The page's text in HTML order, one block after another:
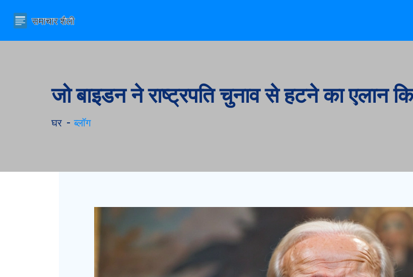
जो बाइडन ने राष्ट्रपति चुनाव से हटने का एलान
घर ब्लॉग